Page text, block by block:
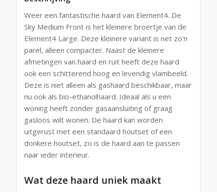
Weer een fantastische haard van Element4. De
Sky Medium Front is het kleinere broertje van de
Element4 Large. Deze kleinere variant is net zo’n
parel, alleen compacter. Naast de kleinere
afmetingen van haard en ruit heeft deze haard
ook een schitterend hoog en levendig vlambeeld.
Deze is niet alleen als gashaard beschikbaar, maar
nu ook als bio-ethanolhaard. Ideaal als u een
woning heeft zonder gasaansluiting of graag
gasloos wilt wonen. De haard kan worden
uitgerust met een standaard houtset of een
donkere houtset, zo is de haard aan te passen
naar ieder interieur.
Wat deze haard uniek maakt